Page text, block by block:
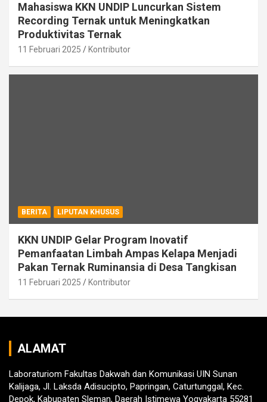
Mahasiswa KKN UNDIP Luncurkan Sistem
Recording Ternak untuk Meningkatkan
Produktivitas Ternak
11 Februari 2025 Kontributor
BERITA LIPUTAN KHUSUS
KKN UNDIP Gelar Program Inovatif
Pemanfaatan Limbah Ampas Kelapa Menjadi
Pakan Ternak Ruminansia di Desa Tangkisan
11 Februari 2025 Kontributor
ALAMAT
Laboraturiom Fakultas Dakwah dan Komunikasi UIN Sunan
Kalijaga, Jl. Laksda Adisucipto, Papringan, Caturtunggal, Kec.
Depok, Kabupaten Sleman, Daerah Istimewa Yogyakarta 55281